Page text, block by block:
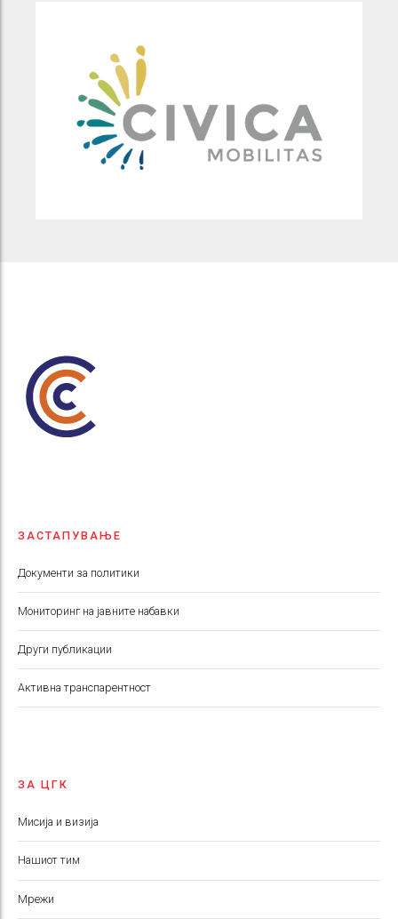
ЗАСТАПУВАЊЕ
Документи за политики
Мониторинг на јавните набавки
Други публикации
Aктивна транспарентност
ЗА ЦГК
Мисија и визија
Нашиот тим
Мрежи